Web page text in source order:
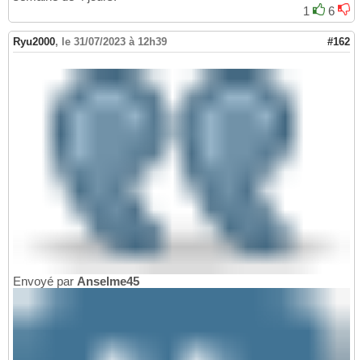
1
6
Ryu2000, le 31/07/2023 à 12h39 #162
Envoyé par Anselme45